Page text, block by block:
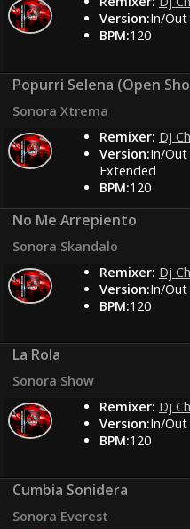
Version:In/Out
BPM:120
Popurri Selena (Open
Sonora Xtrema
Remixer: Dj
Version:In/Out
Extended
BPM:120
No Me Arrepiento
Sonora Skandalo
Remixer: Dj
Version:In/Out
BPM:120
La Rola
Sonora Show
Remixer: Dj
Version:In/Out
BPM:120
Cumbia Sonidera
Sonora Everest